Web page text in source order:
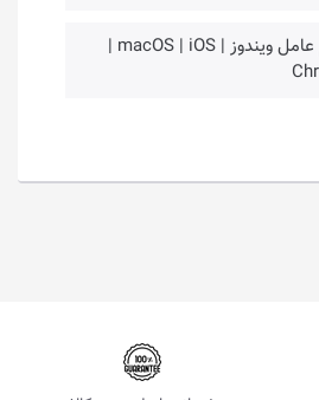
• سازگار با سیستم عامل ویندوز | macOS | iOS |